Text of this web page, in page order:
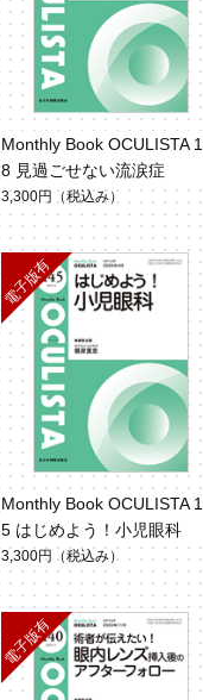
Monthly Book OCULISTA
8 見過ごせない流涙症
3,300円 （税込み）
Monthly Book OCULISTA
5 はじめよう！小児眼科
3,300円 （税込み）